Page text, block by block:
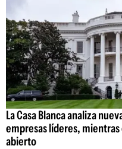
La Casa Blanca analiza
empresas líderes,
abierto